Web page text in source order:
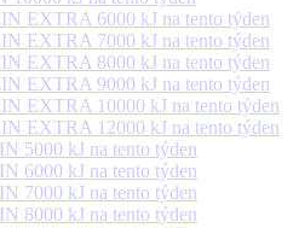
EXTRA 6000 kJ na tento týden
EXTRA 7000 kJ na tento týden
EXTRA 8000 kJ na tento týden
EXTRA 9000 kJ na tento týden
EXTRA 10000 kJ na tento týden
EXTRA 12000 kJ na tento týden
5000 kJ na tento týden
6000 kJ na tento týden
7000 kJ na tento týden
8000 kJ na tento týden